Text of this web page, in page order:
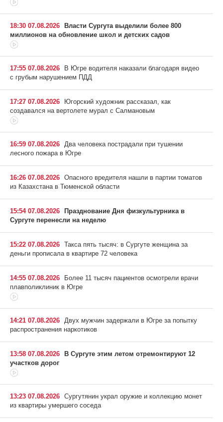
18:30 07.08.2026
Власти Сургута выделили более 800
миллионов на обновление школ и детских садов
17:55 07.08.2026
В Югре водителя наказали благодаря видео
с грубым нарушением ПДД
17:27 07.08.2026
Югорский художник рассказал, как
создавался на вертолете мурал с Салмановым
16:59 07.08.2026
Два человека пострадали при тушении
лесного пожара в Югре
16:26 07.08.2026 Опасного вредителя нашли в партии томатов
из Казахстана в Тюменской области
15:54 07.08.2026
Празднование Дня физкультурника в
Сургуте перенесли на неделю
15:22 07.08.2026 Такса пять тысяч: в Сургуте женщина за
деньги прописала в квартире 72 человека
14:55 07.08.2026
Более 11 тысяч пациентов осмотрели врачи
плавполиклиник в Югре
14:21 07.08.2026
Двух мужчин задержали в Югре за попытку
распространения наркотиков
13:58 07.08.2026
В Сургуте этим летом отремонтируют 12
участков дорог
13:23 07.08.2026 Сургутянин украл оружие и коллекцию монет
из квартиры умершего соседа